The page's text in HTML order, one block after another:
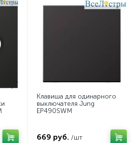
Клавиша для одинарного
выключателя Jung
EP490SWM
669 руб. /шт